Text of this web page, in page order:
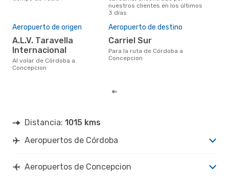
nuestros clientes en los últimos
3 días
Aeropuerto de origen
A.L.V. Taravella
Internacional
Al volar de Córdoba a
Concepcion
Aeropuerto de destino
Carriel Sur
Para la ruta de Córdoba a
Concepcion
Distancia: 1015 kms
Aeropuertos de Córdoba
Aeropuertos de Concepcion